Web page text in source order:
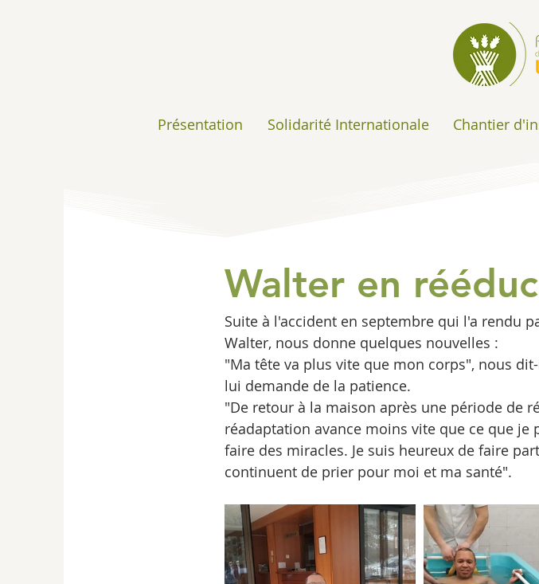
Présentation Solidarité Internationale Chantier
Walter en
Suite à l'accident en septembre qui l'a rendu
Walter, nous donne quelques nouvelles :
"Ma tête va plus vite que mon corps", nous
lui demande de la patience.
"De retour à la maison après une période de
réadaptation avance moins vite que ce que je
faire des miracles. Je suis heureux de faire
continuent de prier pour moi et ma santé".